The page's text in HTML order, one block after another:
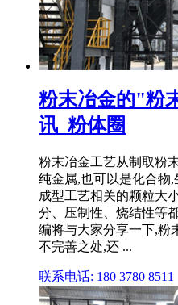
粉末冶金的"粉
讯_粉体圈
粉末冶金工艺从制取粉
纯金属,也可以是化合物
成型工艺相关的颗粒大
分、压制性、烧结性等
编将与大家分享一下,粉
不完善之处,还 ...
联系电话: 180 3780 8511